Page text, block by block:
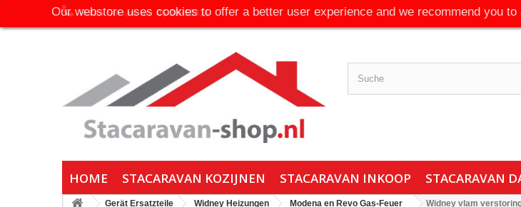
Rufen Sie uns an: 06-30650316
HOME STACARAVAN KOZIJNEN STACARAVAN INKOOP STACARAVAN
Our webstore uses cookies to offer a better user experience and we recommend you
Gerät Ersatzteile Widney Heizungen Modena en Revo Gas-Feuer Widney vlam